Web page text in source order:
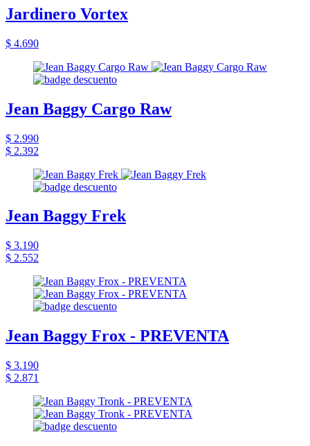
Jardinero Vortex
$ 4.690
Jean Baggy Cargo Raw
$ 2.990
$ 2.392
Jean Baggy Frek
$ 3.190
$ 2.552
Jean Baggy Frox - PREVENTA
$ 3.190
$ 2.871